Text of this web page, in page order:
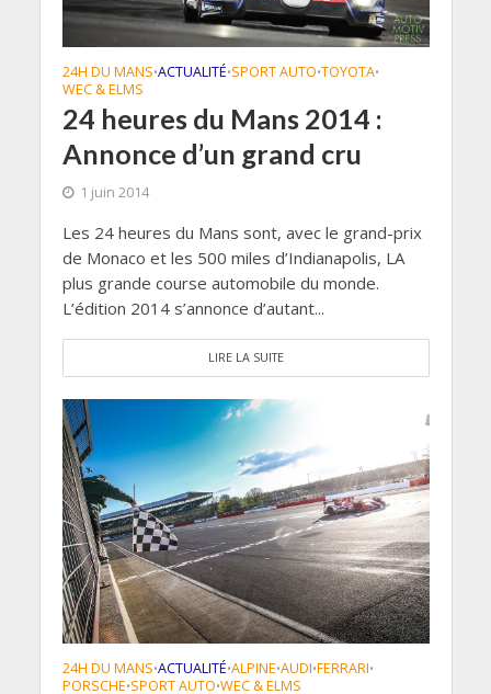
24H DU MANS•ACTUALITÉ•SPORT AUTO•TOYOTA•
WEC & ELMS
24 heures du Mans 2014 :
Annonce d’un grand cru
1 juin 2014
Les 24 heures du Mans sont, avec le grand-prix
de Monaco et les 500 miles d’Indianapolis, LA
plus grande course automobile du monde.
L’édition 2014 s’annonce d’autant...
LIRE LA SUITE
24H DU MANS•ACTUALITÉ•ALPINE•AUDI•FERRARI•
PORSCHE•SPORT AUTO•WEC & ELMS